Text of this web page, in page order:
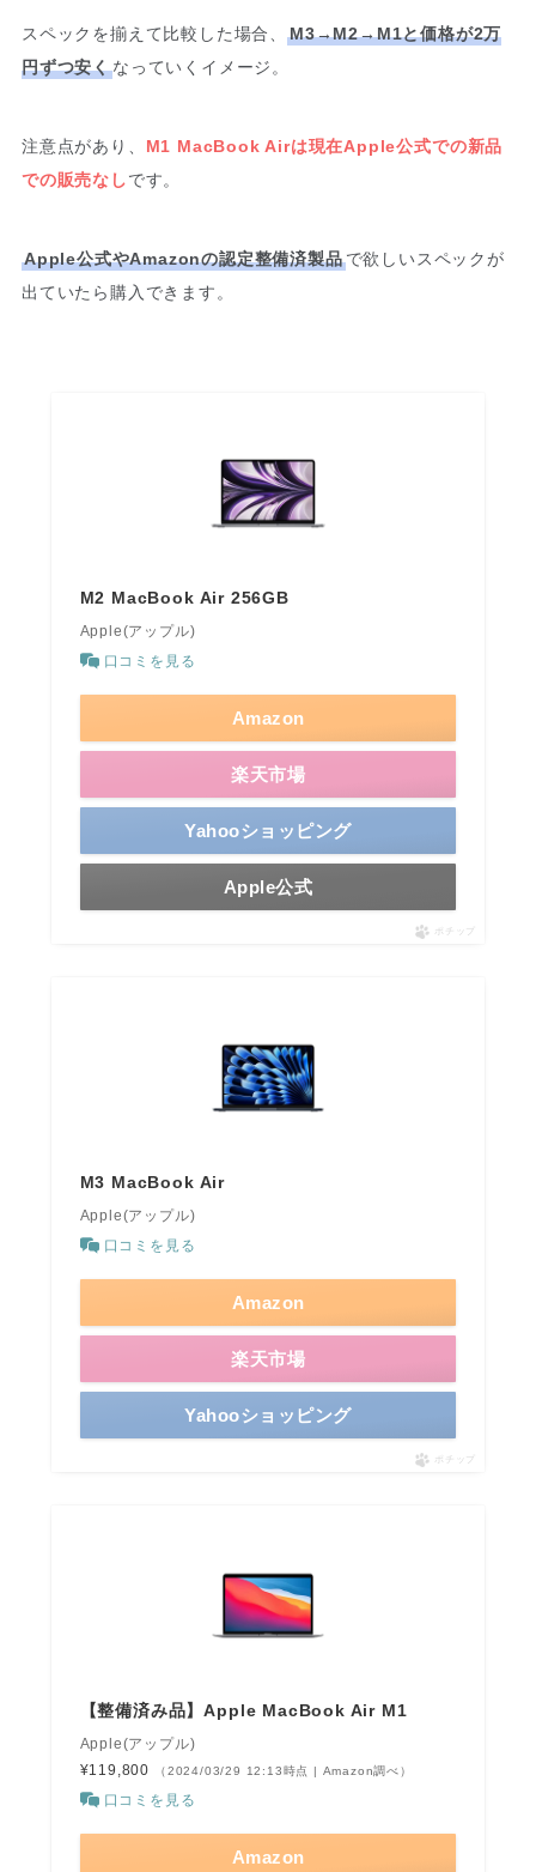
スペックを揃えて比較した場合、M3→M2→M1と価格が2万
円ずつ安くなっていくイメージ。
注意点があり、 M1 MacBook Airは現在Apple公式での新品
での販売なしです。
Apple公式やAmazonの認定整備済製品で欲しいスペックが
出ていたら購入できます。
M2 MacBook Air 256GB
Apple(アップル)
口コミを見る
Amazon
楽天市場
Yahooショッピング
Apple公式
ポチップ
M3 MacBook Air
Apple(アップル)
口コミを見る
Amazon
楽天市場
Yahooショッピング
ポチップ
【整備済み品】Apple MacBook Air M1
Apple(アップル)
¥119,800
（2024/03/29 12:13時点 | Amazon調べ）
口コミを見る
Amazon